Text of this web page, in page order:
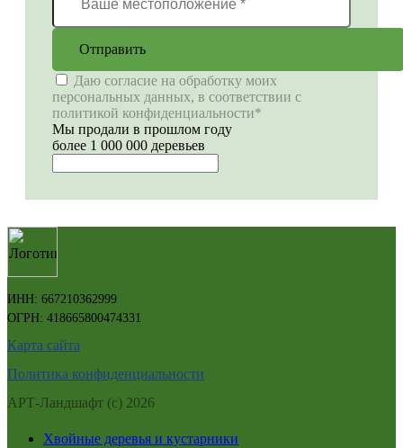
Отправить
Даю согласие на обработку моих
персональных данных, в соответствии с
политикой конфиденциальности*
Мы продали в прошлом году
более 1 000 000 деревьев
ИНН: 667210362999
ОГРН: 418665800474331
Карта сайта
Политика конфиденциальности
АРТ-Ландшафт (с) 2026
Хвойные деревья и кустарники